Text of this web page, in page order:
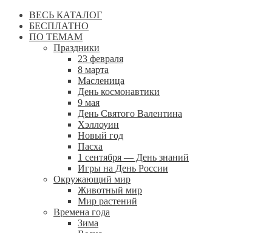
ВЕСЬ КАТАЛОГ
БЕСПЛАТНО
ПО ТЕМАМ
Праздники
23 февраля
8 марта
Масленица
День космонавтики
9 мая
День Святого Валентина
Хэллоуин
Новый год
Пасха
1 сентября — День знаний
Игры на День России
Окружающий мир
Животный мир
Мир растений
Времена года
Зима